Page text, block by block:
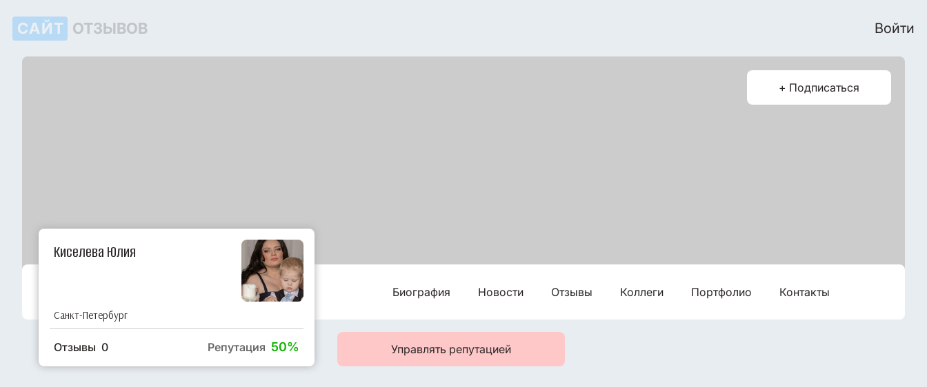
САЙТ ОТЗЫВОВ Войти
+ Подписаться
Киселева Юлия
Санкт-Петербург
Репутация 50%
Отзывы 0
Биография Новости Отзывы Коллеги Портфолио Контакты
Управлять репутацией